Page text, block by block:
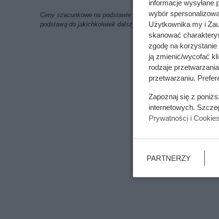
Ceny szacunkowe na podstawie ofert znalezionych w
podstawą do jakichkolwiek dalszych analiz i obliczeń
informacje wysyłane
wybór
Użytkownika my i
skanować
zgodę na
ją zmienić/wycofać
rodzaje
przetwarzaniu.
Zapoznaj się z
internetowych.
Prywatności i Cookies
PARTNERZY